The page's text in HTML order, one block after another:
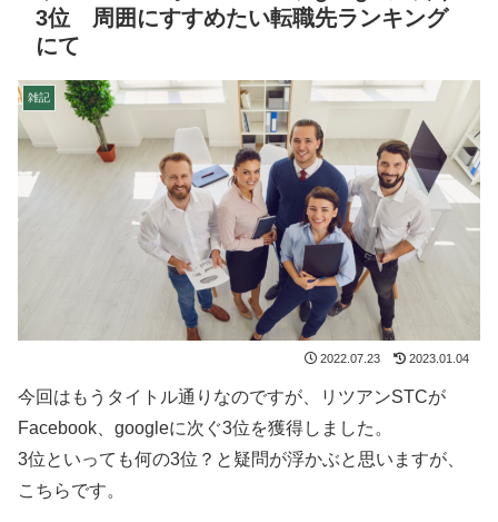
3位 周囲にすすめたい転職先ランキング
にて
雑記
2022.07.23 2023.01.04
今回はもうタイトル通りなのですが、リツアンSTCが
Facebook、googleに次ぐ3位を獲得しました。
3位といっても何の3位？と疑問が浮かぶと思いますが、
こちらです。